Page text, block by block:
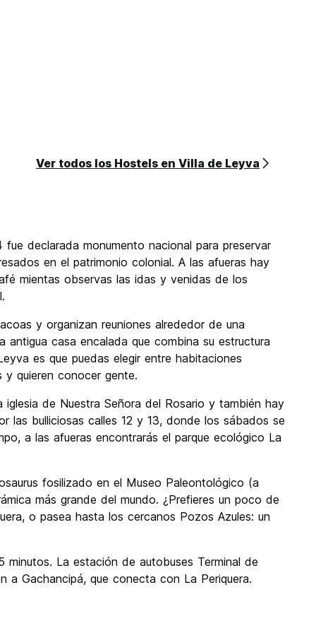
Ver todos los Hostels en Villa de Leyva
declarada monumento nacional para preservar
en el patrimonio colonial. A las afueras hay
mientas observas las idas y venidas de los
y organizan reuniones alrededor de una
casa encalada que combina su estructura
es que puedas elegir entre habitaciones
y quieren conocer gente.
de Nuestra Señora del Rosario y también hay
las bulliciosas calles 12 y 13, donde los sábados se
a las afueras encontrarás el parque ecológico La
fosilizado en el Museo Paleontológico (a
más grande del mundo. ¿Prefieres un poco de
o pasea hasta los cercanos Pozos Azules: un
La estación de autobuses Terminal de
a Gachancipá, que conecta con La Periquera.